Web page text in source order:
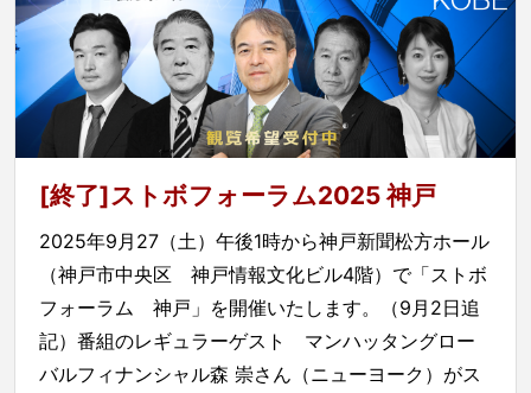
[終了]ストボフォーラム2025 神戸
2025年9月27（土）午後1時から神戸新聞松方ホール
（神戸市中央区 神戸情報文化ビル4階）で「ストボ
フォーラム 神戸」を開催いたします。（9月2日追
記）番組のレギュラーゲスト マンハッタングロー
バルフィナンシャル森 崇さん（ニューヨーク）がス